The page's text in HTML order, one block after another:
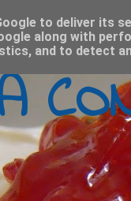
to deliver its
along with
and to detect